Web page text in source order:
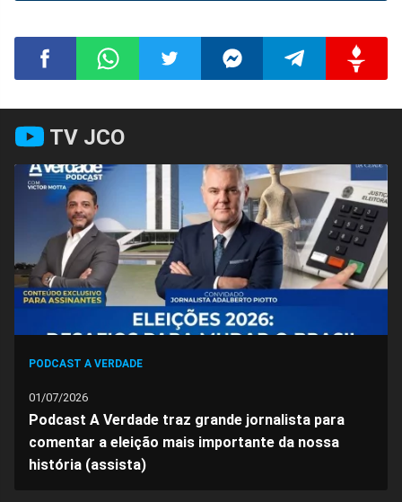
Compartilhar
no
Facebook
no
Whatsapp
no
Twitter
no
Messenger
no
Telegram
no
Gettr
TV JCO
PODCAST A VERDADE
01/07/2026
Podcast A Verdade traz grande jornalista para
comentar a eleição mais importante da nossa
história (assista)